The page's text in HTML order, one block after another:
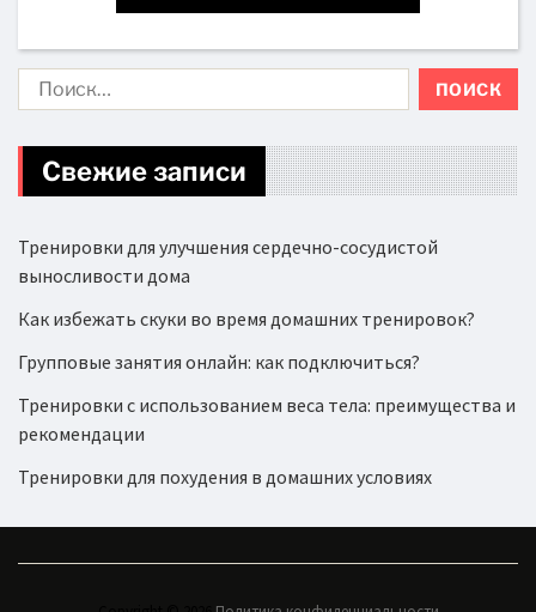
Свежие записи
Тренировки для улучшения сердечно-сосудистой
выносливости дома
Как избежать скуки во время домашних тренировок?
Групповые занятия онлайн: как подключиться?
Тренировки с использованием веса тела: преимущества и
рекомендации
Тренировки для похудения в домашних условиях